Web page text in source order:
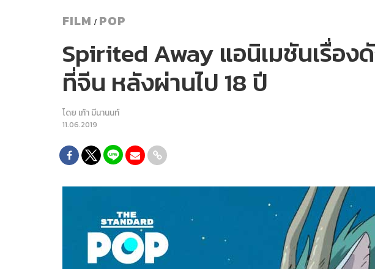
FILM / POP
Spirited Away แอนิเมชันเรื่อ
ที่จีน หลังผ่านไป 18 ปี
โดย เก้า มีนานนท์
11.06.2019